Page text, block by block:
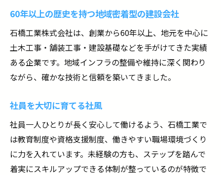
ステップ3：リーダー的ポジションでの実務
経験
石橋工業がサポートする「現場→監督」への道
先輩がマンツーマンで指導
資格取得を会社が全面サポート
チームで働く風通しの良さ
工事全体をコントロールする司令塔
企業の中核を担うポジションへ
あなたの将来を支える会社、それが石橋工業
60年以上の歴史を持つ地域密着型の建設会社
石橋工業株式会社は、創業から60年以上、地元を中心に
土木工事・舗装工事・建設基礎などを手がけてきた実績
ある企業です。地域インフラの整備や維持に深く関わり
ながら、確かな技術と信頼を築いてきました。
社員を大切に育てる社風
社員一人ひとりが長く安心して働けるよう、石橋工業で
は教育制度や資格支援制度、働きやすい職場環境づくり
に力を入れています。未経験の方も、ステップを踏んで
着実にスキルアップできる体制が整っているのが特徴で